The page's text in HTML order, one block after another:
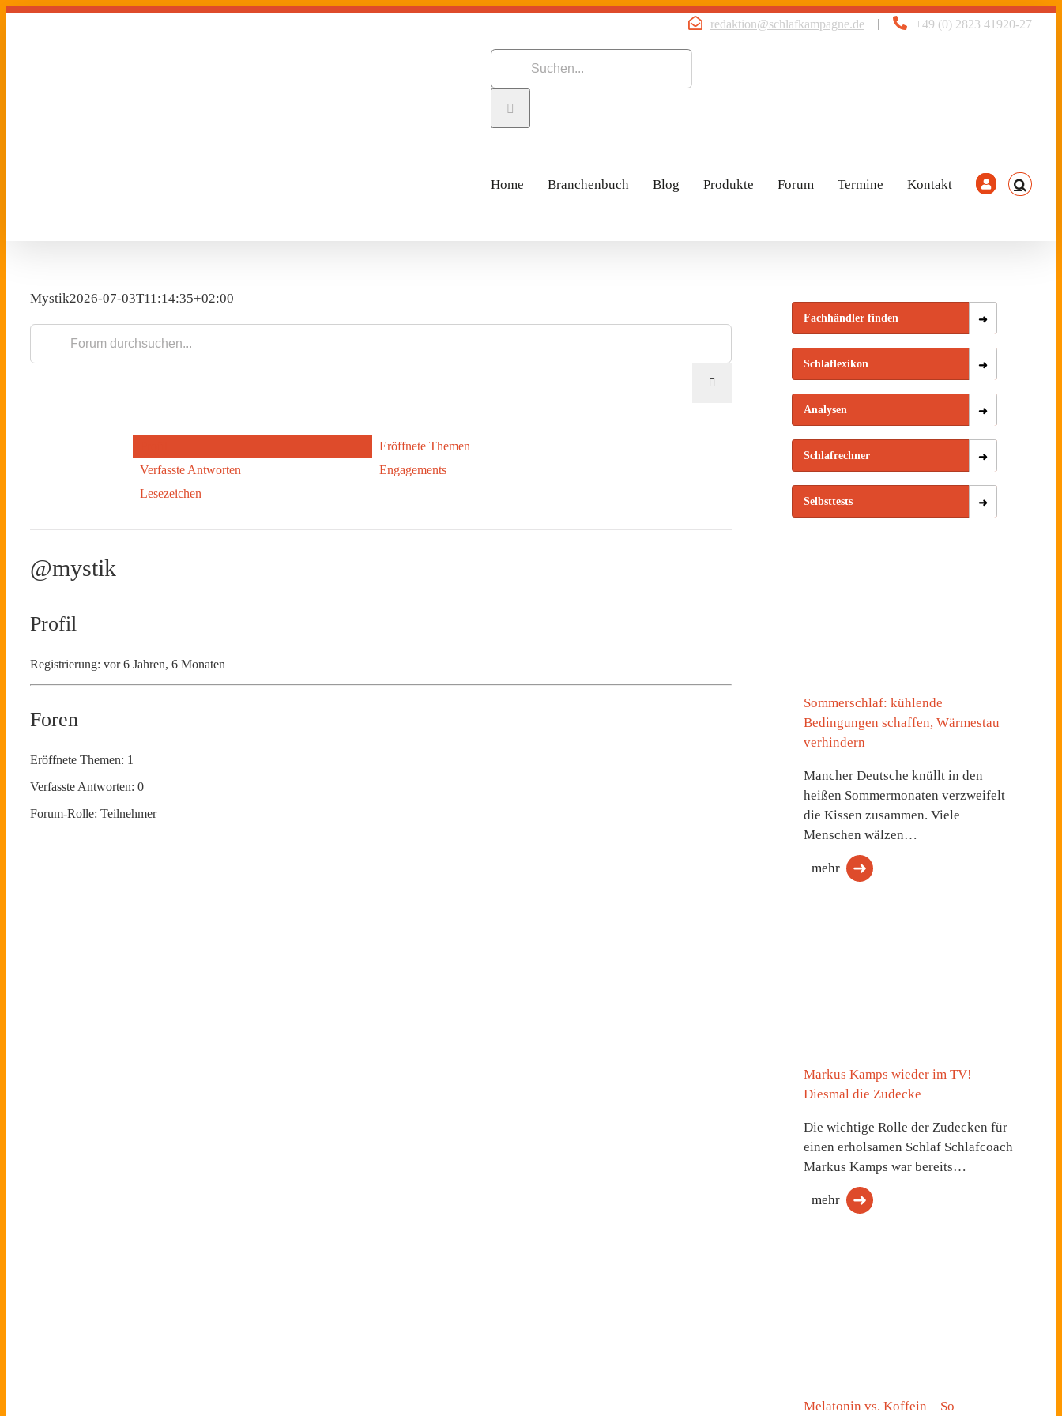
Zum
+49 (0) 2823 41920-27
|
redaktion@schlafkampagne.de
Suche
Home Branchenbuch Blog Produkte Forum Termine Kontakt
Mystik2026-07-03T11:14:35+02:00
Eröffnete Themen
Verfasste Antworten
Engagements
Lesezeichen
@mystik
Profil
Registrierung: vor 6 Jahren, 6 Monaten
Foren
Eröffnete Themen: 1
Verfasste Antworten: 0
Forum-Rolle: Teilnehmer
Fachhändler finden
Schlaflexikon
Analysen
Schlafrechner
Selbsttests
Sommerschlaf: kühlende
Bedingungen schaffen, Wärmestau
verhindern
Mancher Deutsche knüllt in den
heißen Sommermonaten verzweifelt
die Kissen zusammen. Viele
Menschen wälzen…
mehr
Markus Kamps wieder im TV!
Diesmal die Zudecke
Die wichtige Rolle der Zudecken für
einen erholsamen Schlaf Schlafcoach
Markus Kamps war bereits…
mehr
Melatonin vs. Koffein – So